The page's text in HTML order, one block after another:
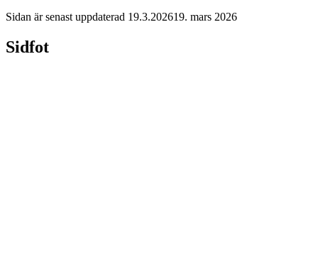
Sidan är senast uppdaterad 19.3.202619. mars 2026
Sidfot